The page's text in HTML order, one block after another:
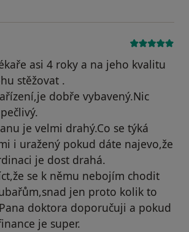
asi 4 roky a na jeho kvalitu
stěžovat .
dobře vybavený.Nic
je velmi drahý.Co se týká
i uražený pokud dáte najevo,že
je dost drahá.
se k němu nebojím chodit
jen proto kolik to
doktora doporučuji a pokud
je super.